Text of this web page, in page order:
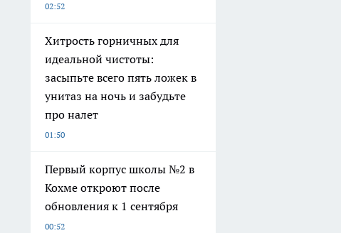
02:52
Хитрость горничных для
идеальной чистоты:
засыпьте всего пять ложек в
унитаз на ночь и забудьте
про налет
01:50
Первый корпус школы №2 в
Кохме откроют после
обновления к 1 сентября
00:52